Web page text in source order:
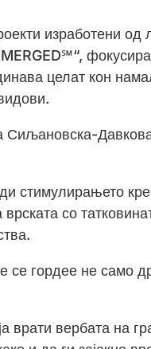
изработени од
целат кон
стимулирањето
со
се гордее не само
врати вербата на